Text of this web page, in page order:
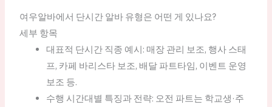
여우알바에서 단시간 알바 유형은 어떤 게 있나요?
세부 항목
대표적 단시간 직종 예시: 매장 관리 보조, 행사 스태
프, 카페 바리스타 보조, 배달 파트타임, 이벤트 운영
보조 등.
수행 시간대별 특징과 전략: 오전 파트는 학교생·주